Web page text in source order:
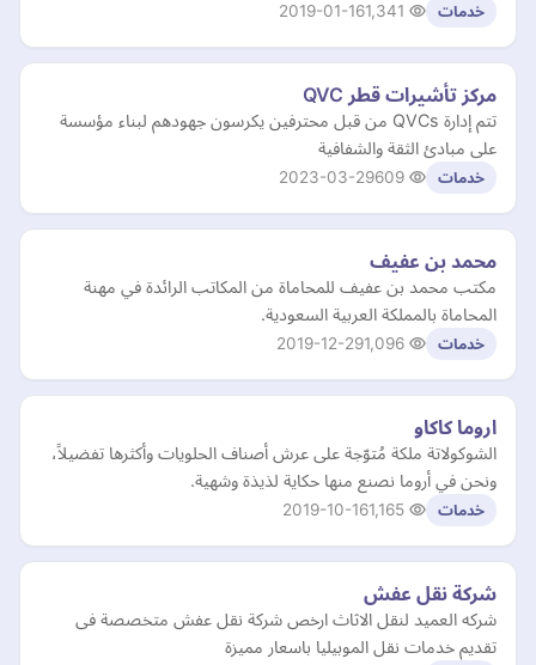
خدمات 2019-01-16
مركز تأشيرات قطر QVC
تتم إدارة QVCs من قبل محترفين يكرسون جهودهم لبناء مؤسسة
على مبادئ الثقة والشفافية
خدمات 2023-03-29
محمد بن عفيف
مكتب محمد بن عفيف للمحاماة من المكاتب الرائدة في مهنة
المحاماة بالمملكة العربية السعودية.
خدمات 2019-12-29
اروما كاكاو
الشوكولاتة ملكة مُتوّجة على عرش أصناف الحلويات وأكثرها تفضيلاً،
ونحن في أروما نصنع منها حكاية لذيذة وشهية.
خدمات 2019-10-16
شركة نقل عفش
شركه العميد لنقل الاثاث ارخص شركة نقل عفش متخصصة فى
تقديم خدمات نقل الموبيليا باسعار مميزة